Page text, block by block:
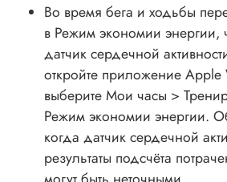
Во время бега и ходьбы
в Режим экономии энергии,
датчик сердечной
откройте приложение Apple
выберите Мои часы >
Режим экономии энергии.
когда датчик сердечной
результаты подсчёта